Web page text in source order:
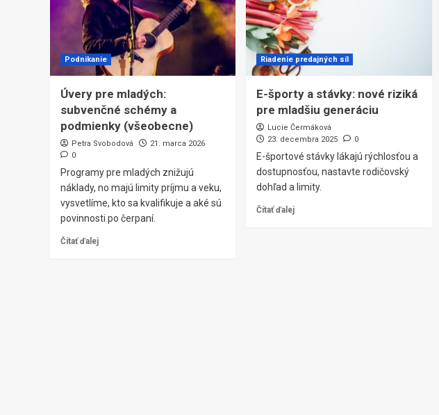
Podnikanie
Úvery pre mladých:
subvenčné schémy a
podmienky (všeobecne)
Petra Svobodová
21. marca 2026
0
Programy pre mladých znižujú
náklady, no majú limity príjmu a veku,
vysvetlíme, kto sa kvalifikuje a aké sú
povinnosti po čerpaní.
Čítať ďalej
Riadenie predajných síl
E-športy a stávky: nové riziká
pre mladšiu generáciu
Lucie Čermáková
23. decembra 2025
0
E-športové stávky lákajú rýchlosťou a
dostupnosťou, nastavte rodičovský
dohľad a limity.
Čítať ďalej